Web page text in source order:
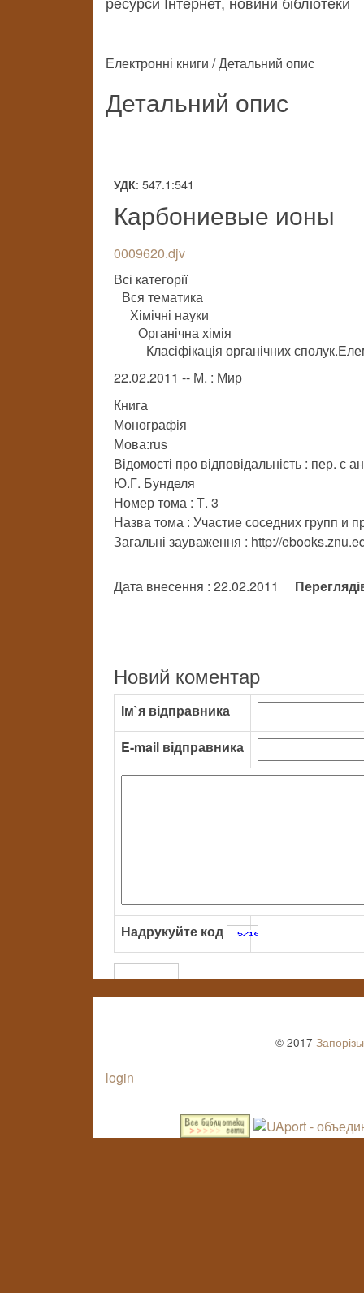
Електронні книги / Детальний опис
Детальний опис
УДК: 547.1:541
Карбониевые ионы
0009620.djv
Всі категорії
Вся тематика
Хімічні науки
Органічна хімія
Класіфікація органічних
22.02.2011 -- М. : Мир
Книга
Монографія
Мова:rus
Відомості про відповідальність : пер.
Ю.Г. Бунделя
Номер тома : Т. 3
Назва тома : Участие соседних групп и
Загальні зауваження : http://
Дата внесення : 22.02.2011
Новий коментар
Ім`я відправника
E-mail відправника
Надрукуйте код
© 2017
login